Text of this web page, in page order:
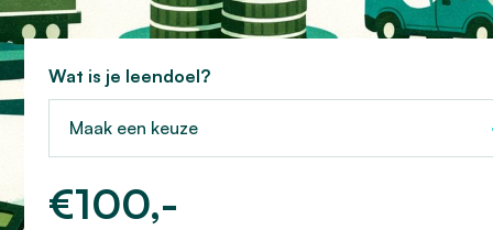
Wat is je leendoel?
Maak een keuze
€100,-
Hoeveel wilt u lenen?